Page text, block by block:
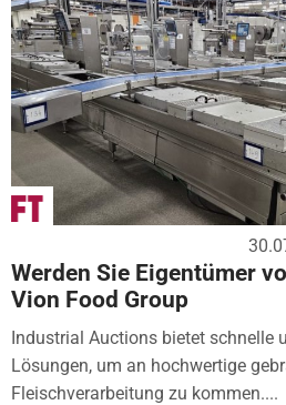
Werden Sie Eigentümer
Vion Food Group
Industrial Auctions bietet schnelle
Lösungen, um an hochwertige
Fleischverarbeitung zu kommen....